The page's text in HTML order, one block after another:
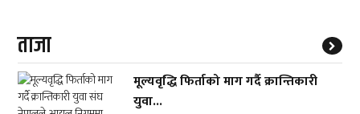
ताजा
मूल्यवृद्धि फिर्ताको माग गर्दै क्रान्तिकारी
युवा...